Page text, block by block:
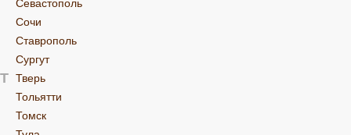
Севастополь
Сочи
Ставрополь
Сургут
Т Тверь
Тольятти
Томск